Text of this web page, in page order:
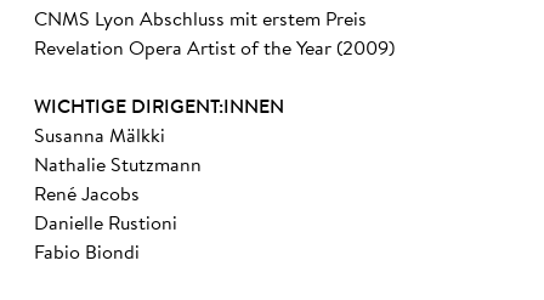
CNMS Lyon Abschluss mit erstem Preis
Revelation Opera Artist of the Year (2009)
WICHTIGE DIRIGENT:INNEN
Susanna Mälkki
Nathalie Stutzmann
René Jacobs
Danielle Rustioni
Fabio Biondi